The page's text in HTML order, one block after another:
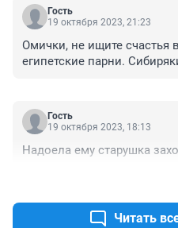
Гость
19 октября 2023, 21:23
Омички, не ищите счастья
египетские парни.
Гость
19 октября 2023, 18:13
Надоела ему старушка
Читать